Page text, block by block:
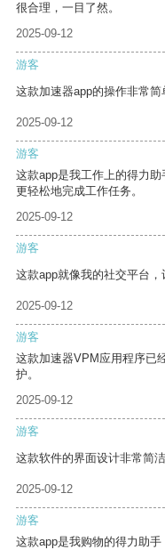
很合理，一目了然。
2025-09-12
游客
这款加速器app的操作非常简
2025-09-12
游客
这款app是我工作上的得力
更轻松地完成工作任务。
2025-09-12
游客
这款app就像我的社交平台，
2025-09-12
游客
这款加速器VPM应用程序已
护。
2025-09-12
游客
这款软件的界面设计非常简洁
2025-09-12
游客
这款app是我购物的得力助